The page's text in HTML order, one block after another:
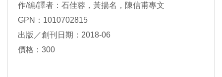
作/編/譯者：石佳蓉，黃揚名，陳信甫專文
GPN：1010702815
出版／創刊日期：2018-06
價格：300